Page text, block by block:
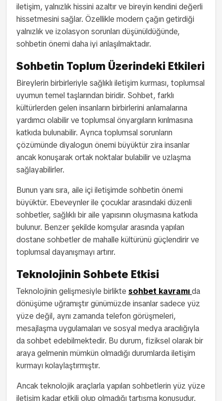
iletişim, yalnızlık hissini azaltır ve bireyin kendini değerli
hissetmesini sağlar. Özellikle modern çağın getirdiği
yalnızlık ve izolasyon sorunları düşünüldüğünde,
sohbetin önemi daha iyi anlaşılmaktadır.
Sohbetin Toplum Üzerindeki Etkileri
Bireylerin birbirleriyle sağlıklı iletişim kurması, toplumsal
uyumun temel taşlarından biridir. Sohbet, farklı
kültürlerden gelen insanların birbirlerini anlamalarına
yardımcı olabilir ve toplumsal önyargıların kırılmasına
katkıda bulunabilir. Ayrıca toplumsal sorunların
çözümünde diyalogun önemi büyüktür zira insanlar
ancak konuşarak ortak noktalar bulabilir ve uzlaşma
sağlayabilirler.
Bunun yanı sıra, aile içi iletişimde sohbetin önemi
büyüktür. Ebeveynler ile çocuklar arasındaki düzenli
sohbetler, sağlıklı bir aile yapısının oluşmasına katkıda
bulunur. Benzer şekilde komşular arasında yapılan
dostane sohbetler de mahalle kültürünü güçlendirir ve
toplumsal dayanışmayı artırır.
Teknolojinin Sohbete Etkisi
Teknolojinin gelişmesiyle birlikte sohbet kavramıda
dönüşüme uğramıştır günümüzde insanlar sadece yüz
yüze değil, aynı zamanda telefon görüşmeleri,
mesajlaşma uygulamaları ve sosyal medya aracılığıyla
da sohbet edebilmektedir. Bu durum, fiziksel olarak bir
araya gelmenin mümkün olmadığı durumlarda iletişim
kurmayı kolaylaştırmıştır.
Ancak teknolojik araçlarla yapılan sohbetlerin yüz yüze
iletişim kadar etkili olup olmadığı tartışma konusudur.